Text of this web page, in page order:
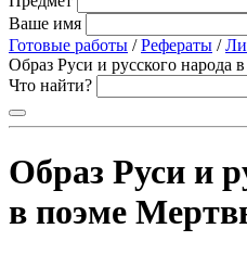
Ваше имя
Готовые работы /Рефераты /
Образ Руси и русского народа
Что найти?
Образ Руси и
в поэме